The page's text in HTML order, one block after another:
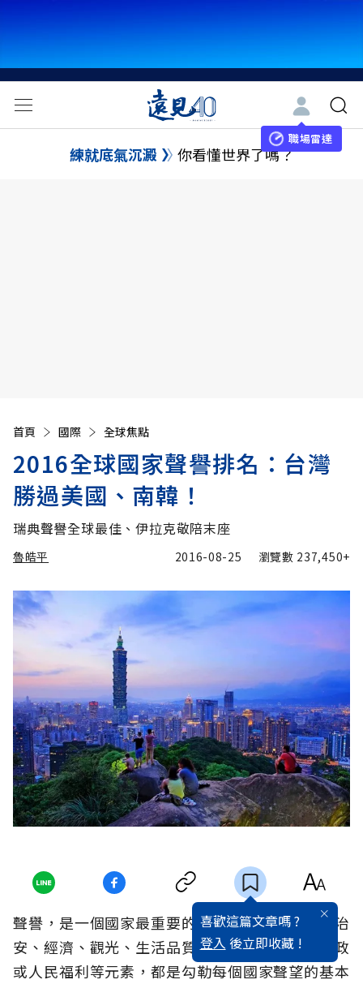
職場雷達
練就底氣沉澱 你看懂世界了嗎？
首頁 國際 全球焦點
2016全球國家聲譽排名：台灣
勝過美國、南韓！
瑞典聲譽全球最佳、伊拉克敬陪末座
魯皓平 2016-08-25 瀏覽數 237,450+
喜歡這篇文章嗎 ?
登入 後立即收藏 !
聲譽，是一個國家最重要的表徵，不論是環境、治
安、經濟、觀光、生活品質、科技發展、政府施政
或人民福利等元素，都是勾勒每個國家聲望的基本